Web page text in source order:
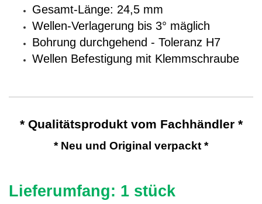
Gesamt-Länge: 24,5 mm
Wellen-Verlagerung bis 3° mäglich
Bohrung durchgehend - Toleranz H7
Wellen Befestigung mit Klemmschraube
* Qualitätsprodukt vom Fachhändler *
* Neu und Original verpackt *
Lieferumfang: 1 stück